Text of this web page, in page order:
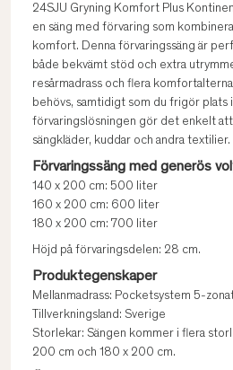
24SJU Gryning Komfort Plus
en säng med förvaring som
komfort. Denna förvaringssäng är
både bekvämt stöd och extra
resårmadrass och flera
behövs, samtidigt som du frigör plats
förvaringslösningen gör det enkelt att
sängkläder, kuddar och andra textilier.
Förvaringssäng med generös
140 x 200 cm: 500 liter
160 x 200 cm: 600 liter
180 x 200 cm: 700 liter
Höjd på förvaringsdelen: 28 cm.
Produktegenskaper
Mellanmadrass: Pocketsystem 5-
Tillverkningsland: Sverige
Storlekar: Sängen kommer i flera
200 cm och 180 x 200 cm.